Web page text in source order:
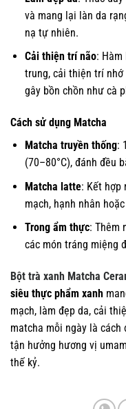
và mang lại làn da
nạ tự nhiên.
Cải thiện trí não: Hàm
trung, cải thiện trí
gây bồn chồn như cà
Cách sử dụng Matcha
Matcha truyền thống:
(70–80°C), đánh đều
Matcha latte: Kết hợp
mạch, hạnh nhân
Trong ẩm thực: Thêm
các món tráng miệng
Bột trà xanh Matcha
siêu thực phẩm xanh
mạch, làm đẹp da, cải
matcha mỗi ngày là cách
tận hưởng hương vị
thế kỷ.